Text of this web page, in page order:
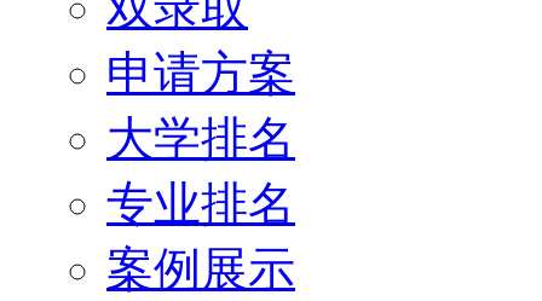
申请方案
大学排名
专业排名
案例展示